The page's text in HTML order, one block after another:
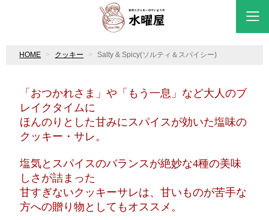
HOME クッキー Salty & Spicy(ソルティ＆スパイシー)
「おつかれさま」や「もう一息」など大人のブ
レイクタイムに
ほんのりとした甘みにスパイスが効いた塩味の
クッキー・サレ。
塩気とスパイスのバランスが絶妙な4種の美味
しさが詰まった
甘すぎないクッキーサレは、甘いものが苦手な
方への贈り物としてもオススメ。